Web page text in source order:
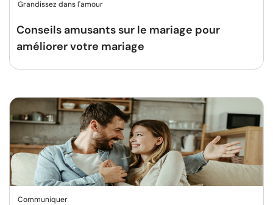
Grandissez dans l'amour
Conseils amusants sur le mariage pour
améliorer votre mariage
Communiquer